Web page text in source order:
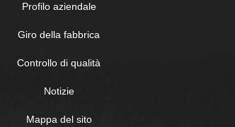
Profilo aziendale
Giro della fabbrica
Controllo di qualità
Notizie
Mappa del sito